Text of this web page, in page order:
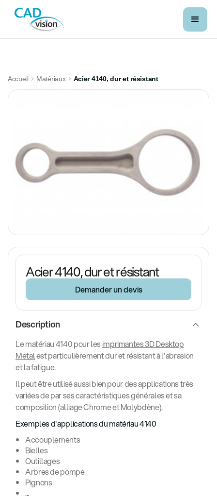
Accueil Matériaux Acier 4140, dur et résistant
Acier 4140, dur et résistant
Demander un devis
Description
Le matériau 4140 pour lesimprimantes 3D Desktop
Metalest particulièrement dur et résistant à l'abrasion
et la fatigue.
Il peut être utilisé aussi bien pour des applications très
variées de par ses caractéristiques générales et sa
composition (alliage Chrome et Molybdène).
Exemples d'applications du matériau 4140
Accouplements
Bielles
Outillages
Arbres de pompe
Pignons
...